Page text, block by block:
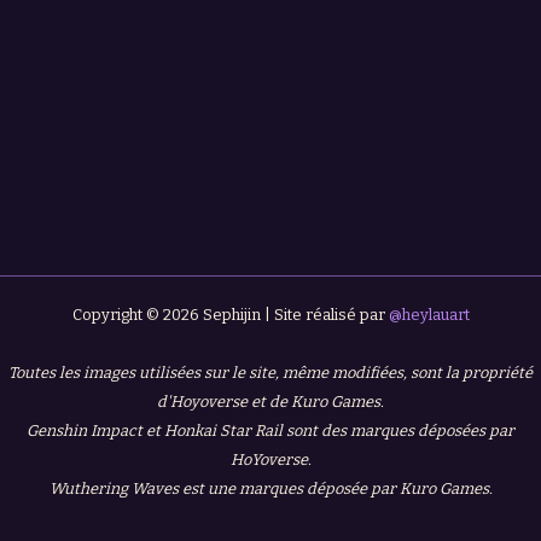
Copyright © 2026 Sephijin | Site réalisé par @heylauart
Toutes les images utilisées sur le site, même modifiées, sont la propriété
d'Hoyoverse et de Kuro Games.
Genshin Impact et Honkai Star Rail sont des marques déposées par
HoYoverse.
Wuthering Waves est une marques déposée par Kuro Games.